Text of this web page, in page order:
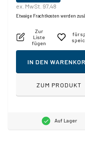
ex. MwSt. 97,48
Etwaige Frachtkosten werden
Zur
Liste
fügen
für
IN DEN
ZUM PRODUKT
Auf Lager